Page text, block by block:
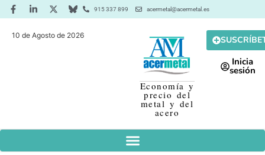
915 337 899 acermetal@acermetal.es
10 de Agosto de 2026
Economía y
precio del
metal y del
acero
Inicia
sesión